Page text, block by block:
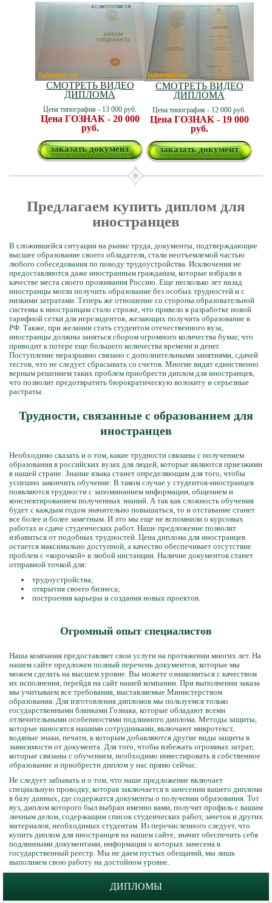
СМОТРЕТЬ ВИДЕО
ДИПЛОМА
Цена типография - 13 000 руб.
Цена ГОЗНАК - 20 000
руб.
заказать документ
СМОТРЕТЬ ВИДЕО
ДИПЛОМА
Цена типография - 12 000 руб.
Цена ГОЗНАК - 19 000
руб.
заказать документ
Предлагаем купить диплом для
иностранцев
В сложившейся ситуации на рынке труда, документы, подтверждающие
высшее образование своего обладателя, стали неотъемлемой частью
любого собеседования по поводу трудоустройства. Исключения не
предоставляются даже иностранным гражданам, которые избрали в
качестве места своего проживания Россию. Еще несколько лет назад
иностранцы могли получить образование без особых трудностей и с
низкими затратами. Теперь же отношение со стороны образовательной
системы к иностранцам стало строже, что привело к разработке новой
тарифной сетки для нерезидентов, желающих получить образование в
РФ. Также, при желании стать студентом отечественного вуза,
иностранцы должны заняться сбором огромного количества бумаг, что
приводит к потере еще большего количества времени и денег.
Поступление неразрывно связано с дополнительными занятиями, сдачей
тестов, что не следует сбрасывать со счетов. Многие видят единственно
верным решением таких проблем приобрести диплом для иностранцев,
что позволит предотвратить бюрократическую волокиту и серьезные
растраты.
Трудности, связанные с образованием для
иностранцев
Необходимо сказать и о том, какие трудности связаны с получением
образования в российских вузах для людей, которые являются приезжими
в нашей стране. Знание языка станет определяющим для того, чтобы
успешно закончить обучение. В таком случае у студентов-иностранцев
появляются трудности с запоминанием информации, общением и
конспектированием полученных знаний. А так как сложность обучения
будет с каждым годом значительно повышаться, то и отставание станет
все более и более заметным. И это мы еще не вспомнили о курсовых
работах и сдаче студенческих работ. Наше предложение позволит
избавиться от подобных трудностей. Цена диплома для иностранцев
остается максимально доступной, а качество обеспечивает отсутствие
проблем с «корочкой» в любой инстанции. Наличие документов станет
отправной точкой для:
трудоустройства;
открытия своего бизнеса;
построения карьеры и создания новых проектов.
Огромный опыт специалистов
Наша компания предоставляет свои услуги на протяжении многих лет. На
нашем сайте предложен полный перечень документов, которые мы
можем сделать на высшем уровне. Вы можете ознакомиться с качеством
их исполнения, перейдя на сайт нашей компании. При выполнении заказа
мы учитываем все требования, выставляемые Министерством
образования. Для изготовления дипломов мы пользуемся только
государственными бланками Гознака, которые обладают всеми
отличительными особенностями подлинного диплома. Методы защиты,
которые наносятся нашими сотрудниками, включают микротекст,
водяные знаки, печати, к которым добавляются другие виды защиты в
зависимости от документа. Для того, чтобы избежать огромных затрат,
которые связаны с обучением, необходимо инвестировать в собственное
образование и приобрести диплом у нас прямо сейчас.
Не следует забывать и о том, что наше предложение включает
специальную проводку, которая заключается в занесении вашего диплома
в базу данных, где содержатся документы о получении образования. Тот
вуз, диплом которого был выбран именно вами, получит профиль с вашим
личным делом, содержащим список студенческих работ, зачеток и других
материалов, необходимых студентам. Из перечисленного следует, что
купить диплом для иностранцев на нашем сайте, значит обеспечить себя
подлинными документами, информация о которых занесена в
государственный реестр. Мы не даем пустых обещаний, мы лишь
выполняем свою работу на достойном уровне.
ДИПЛОМЫ